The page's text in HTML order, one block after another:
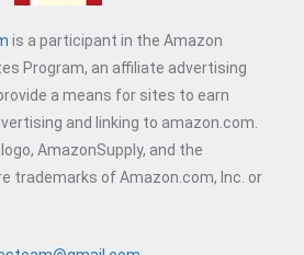
is a participant in the Amazon
Program, an affiliate advertising
a means for sites to earn
and linking to amazon.com.
AmazonSupply, and the
trademarks of Amazon.com, Inc. or